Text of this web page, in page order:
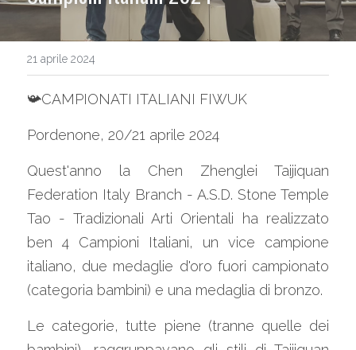
Contatti
Video Didattici
Galleria
Trailer & Songs
21 aprile 2024
📯CAMPIONATI ITALIANI FIWUK
Pordenone, 20/21 aprile 2024
Quest'anno la Chen Zhenglei Taijiquan
Federation Italy Branch - A.S.D. Stone Temple
Tao - Tradizionali Arti Orientali ha realizzato
ben 4 Campioni Italiani, un vice campione
italiano, due medaglie d'oro fuori campionato
(categoria bambini) e una medaglia di bronzo.
Le categorie, tutte piene (tranne quelle dei